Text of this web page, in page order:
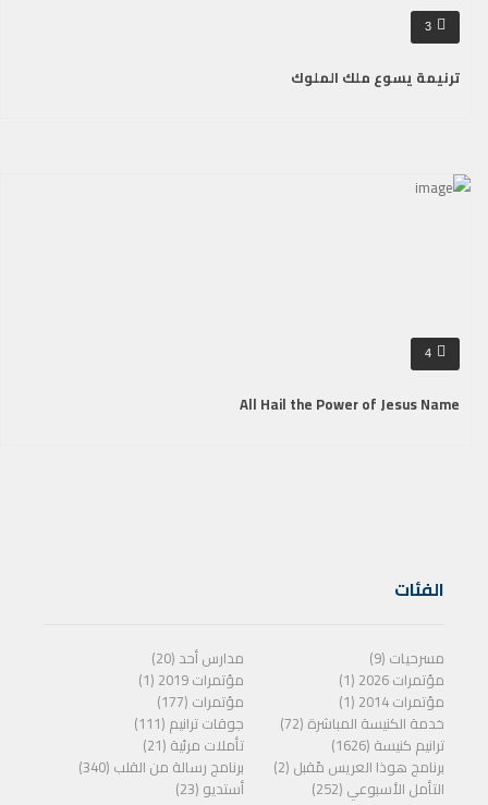
3
ترنيمة يسوع ملك الملوك
4
All Hail the Power of Jesus Name
الفئات
مسرحيات (9)
مدارس أحد (20)
مؤتمرات 2026 (1)
مؤتمرات 2019 (1)
مؤتمرات 2014 (1)
مؤتمرات (177)
خدمة الكنيسة المباشرة (72)
جوقات ترانيم (111)
ترانيم كنيسة (1626)
تأملات مرئية (21)
برنامج هوذا العريس مًقبل (2)
برنامج رسالة من القلب (340)
التأمل الأسبوعي (252)
أستديو (23)